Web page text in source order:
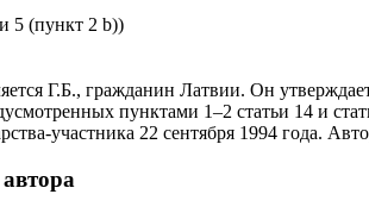
5 (пункт 2 b))
Г.Б., гражданин Латвии. Он
пунктами 1–2 статьи 14 и
участника 22 сентября 1994 года.